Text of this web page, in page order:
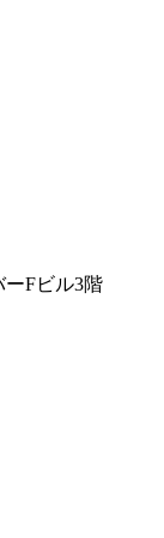
ーFビル3階